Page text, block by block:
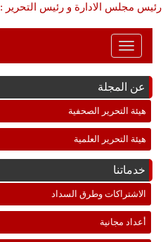
رئيس مجلس الادارة و رئيس التحرير
Toggle
Navigation
عن المجلة
هيئة التحرير الصحفية
هيئة التحرير العلمية
خدماتنا
الاشتراكات وطرق السداد
أعداد مجانية